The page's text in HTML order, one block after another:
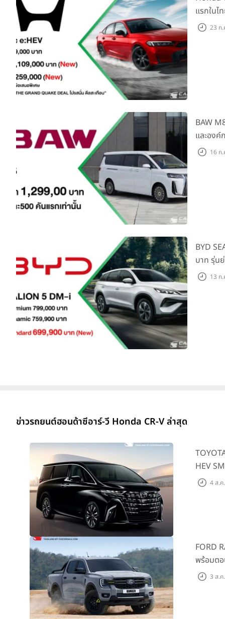
แรกใน
23 ก
BAW
และองค์
16 ก
BYD
บาท รุ่น
แสนคัน
13 ก
ข่าวรถยนต์ฮอนด้าซีอาร์-วี Honda CR-V ล่าสุด
HEV
4 ส.ค
FORD
พร้อมต
ต้นที่3 ส.ค